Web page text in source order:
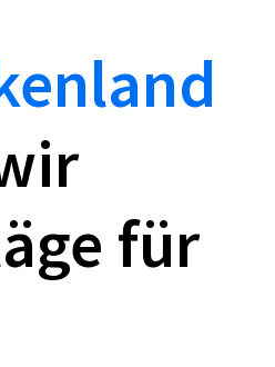
für